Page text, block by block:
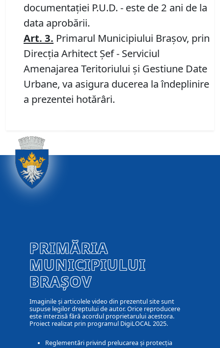
documentaţiei P.U.D. - este de 2 ani de la
data aprobării.
Art. 3. Primarul Municipiului Braşov, prin
Direcţia Arhitect Şef - Serviciul
Amenajarea Teritoriului şi Gestiune Date
Urbane, va asigura ducerea la îndeplinire
a prezentei hotărâri.
PRIMĂRIA
MUNICIPIULUI
BRAȘOV
Imaginile și articolele video din prezentul site sunt
supuse legilor dreptului de autor. Orice reproducere
este interzisă fără acordul proprietarului acestora.
Proiect realizat prin programul DigiLOCAL 2025.
Reglementări privind prelucarea și protecția